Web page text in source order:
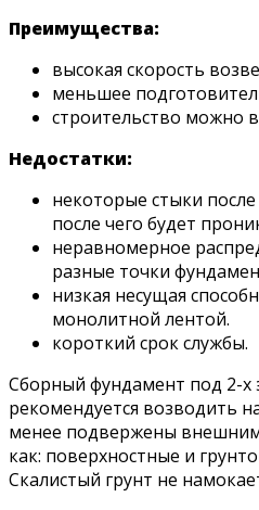
Преимущества:
высокая скорость
меньшее
строительство можно
Недостатки:
некоторые стыки
после чего будет
неравномерное
разные точки
низкая несущая
монолитной лентой.
короткий срок службы.
Сборный фундамент под 2-
рекомендуется возводить
менее подвержены
как: поверхностные и
Скалистый грунт не